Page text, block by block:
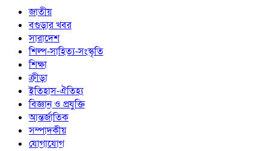
জাতীয়
বগুড়ার খবর
সারাদেশ
শিল্প-সাহিত্য-সংস্কৃতি
শিক্ষা
ক্রীড়া
ইতিহাস-ঐতিহ্য
বিজ্ঞান ও প্রযুক্তি
আন্তর্জাতিক
সম্পাদকীয়
যোগাযোগ